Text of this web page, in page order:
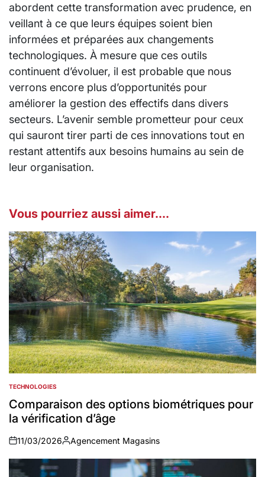
abordent cette transformation avec prudence, en
veillant à ce que leurs équipes soient bien
informées et préparées aux changements
technologiques. À mesure que ces outils
continuent d’évoluer, il est probable que nous
verrons encore plus d’opportunités pour
améliorer la gestion des effectifs dans divers
secteurs. L’avenir semble prometteur pour ceux
qui sauront tirer parti de ces innovations tout en
restant attentifs aux besoins humains au sein de
leur organisation.
Vous pourriez aussi aimer....
POSTED
IN
TECHNOLOGIES
Comparaison des options biométriques pour
la vérification d’âge
on
11/03/2026
Auteur
Agencement Magasins